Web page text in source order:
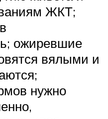
ЖКТ;
ожиревшие
вялыми и
нужно